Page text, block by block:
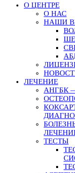
О ЦЕНТРЕ
О НАС
НАШИ
ЛЕЧЕНИЕ
АНГБК
ТЕСТЫ